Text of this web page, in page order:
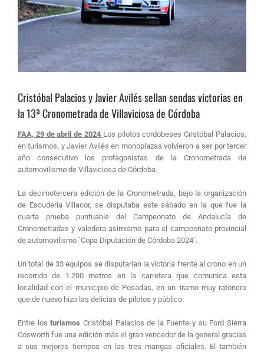
Cristóbal Palacios y Javier Avilés sellan sendas victorias en
la 13ª Cronometrada de Villaviciosa de Córdoba
FAA, 29 de abril de 2024 Los pilotos cordobeses Cristóbal Palacios,
en turismos, y Javier Avilés en monoplazas volvieron a ser por tercer
año consecutivo los protagonistas de la Cronometrada de
automovilismo de Villaviciosa de Córdoba.
La decimotercera edición de la Cronometrada, bajo la organización
de Escudería Villacor, se disputaba este sábado en la que fue la
cuarta prueba puntuable del Campeonato de Andalucía de
Cronometradas y valedera asimismo para el campeonato provincial
de automovilismo `Copa Diputación de Córdoba 2024´.
Un total de 33 equipos se disputarían la victoria frente al crono en un
recorrido de 1.200 metros en la carretera que comunica esta
localidad con el municipio de Posadas, en un tramo muy ratonero
que de nuevo hizo las delicias de pilotos y público.
Entre losturismos Cristóbal Palacios de la Fuente y su Ford Sierra
Cosworth fue una edición más el gran vencedor de la general gracias
a sus mejores tiempos en las tres mangas oficiales. El también